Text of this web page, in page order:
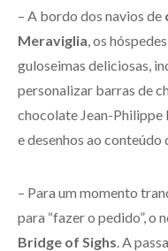
– A bordo dos navios de
Meraviglia , os
guloseimas deliciosas,
personalizar barras de
chocolate Jean-
e desenhos ao conteúdo
– Para um momento
para “fazer o pedido”, o
Bridge of Sighs . A